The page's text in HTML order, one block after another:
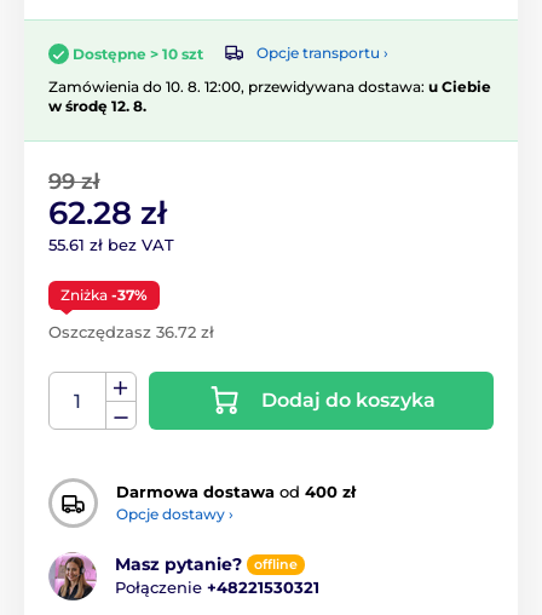
Dostępne > 10 szt
Opcje transportu ›
Zamówienia do 10. 8. 12:00, przewidywana dostawa: u Ciebie
w środę 12. 8.
99 zł
62.28 zł
55.61 zł bez VAT
Zniżka -37%
Oszczędzasz 36.72 zł
Dodaj do koszyka
Darmowa dostawa od 400 zł
Opcje dostawy ›
Masz pytanie? offline
Połączenie +48221530321